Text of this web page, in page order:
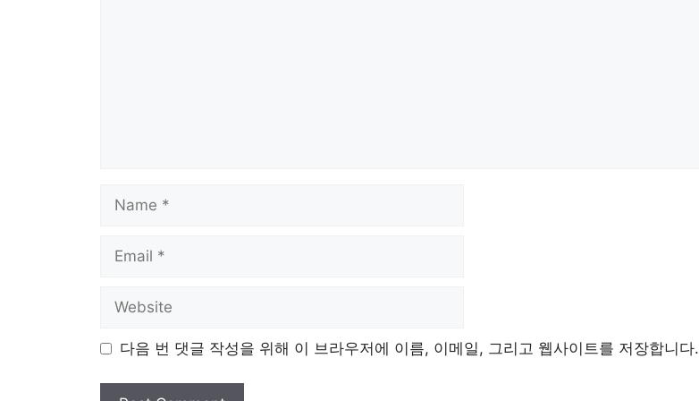
Name
Email
Website
다음 번 댓글 작성을 위해 이 브라우저에 이름, 이메일, 그리고 웹사이트를 저장합니다.